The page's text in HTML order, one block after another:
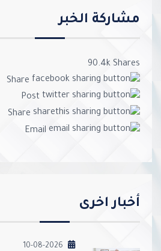
مشاركة الخبر
90.4k Shares
Share
Post
Share
Email
أخبار اخرى
10-08-2026